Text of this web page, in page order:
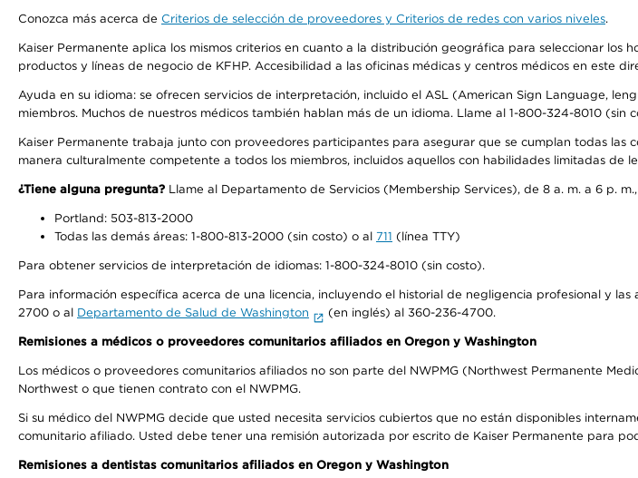
Conozca más acerca de Criterios de selección de proveedores y Criterios de redes con varios niveles.
Kaiser Permanente aplica los mismos criterios en cuanto a la distribución geográfica para seleccionar los
productos y líneas de negocio de KFHP. Accesibilidad a las oficinas médicas y centros médicos en este
Ayuda en su idioma: se ofrecen servicios de interpretación, incluido el ASL (American Sign Language,
miembros. Muchos de nuestros médicos también hablan más de un idioma. Llame al 1-800-324-8010 (sin
Kaiser Permanente trabaja junto con proveedores participantes para asegurar que se cumplan todas
manera culturalmente competente a todos los miembros, incluidos aquellos con habilidades limitadas de
¿Tiene alguna pregunta? Llame al Departamento de Servicios (Membership Services), de 8 a. m. a 6 p.
Portland: 503-813-2000
Todas las demás áreas: 1-800-813-2000 (sin costo) o al 711 (línea TTY)
Para obtener servicios de interpretación de idiomas: 1-800-324-8010 (sin costo).
Para información específica acerca de una licencia, incluyendo el historial de negligencia profesional y las
2700 o al Departamento de Salud de Washington (en inglés) al 360-236-4700.
Remisiones a médicos o proveedores comunitarios afiliados en Oregon y Washington
Los médicos o proveedores comunitarios afiliados no son parte del NWPMG (Northwest Permanente
Northwest o que tienen contrato con el NWPMG.
Si su médico del NWPMG decide que usted necesita servicios cubiertos que no están disponibles
comunitario afiliado. Usted debe tener una remisión autorizada por escrito de Kaiser Permanente para
Remisiones a dentistas comunitarios afiliados en Oregon y Washington